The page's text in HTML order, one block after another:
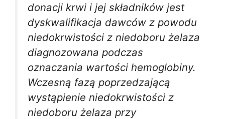
donacji krwi i jej składników jest
dyskwalifikacja dawców z powodu
niedokrwistości z niedoboru żelaza
diagnozowana podczas
oznaczania wartości hemoglobiny.
Wczesną fazą poprzedzającą
wystąpienie niedokrwistości z
niedoboru żelaza przy